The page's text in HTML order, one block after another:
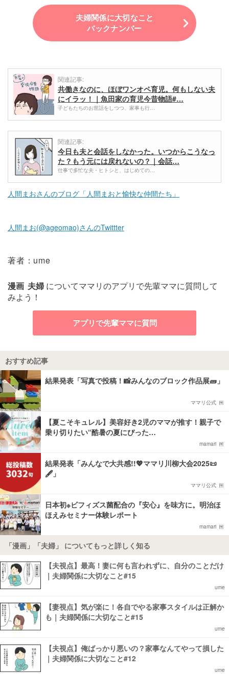
夫婦関係に大切なこと
バックナンバー
関連記事:
共働きなのに、ほぼワンオペ育児。何もしない夫
にイラッ！｜魚田家の育児今昔物語#…
子どもたちのお世話をしつつ、家事も行…
関連記事:
今日も夫と会話をしなかった。いつからこうなっ
た？もう元には戻れないの？｜会話…
仕事で多忙な夫・ヒトシと、はじめての…
人間まおさんのブログ「人間まおと愉快な仲間たち」
人間まお(@ageomao)さんのTwittter
著者：ume
漫画 夫婦 についてママリのアプリで先輩ママに質問して
みよう！
アプリで先輩ママに質問
おすすめ記事
結果発表「写真で投稿！📸みんなのブロック作品展🧱」
ママリ公式
【夏こそキュレル】美容好き2児のママが推す！親子で
乗り切りたい“酷暑の夏にぴった…
mamari
結果発表「みんなで大共感!!💖ママリ川柳大会2025📜
🖋️」
ママリ公式
日本初※ビフィズス菌配合の『安心』を味方に。明治ほ
ほえみセミナー体験レポート
mamari
「漫画」「夫婦」 についてもっと詳しく知る
【夫視点】最高！妻に何も言われずに、自分のことだけ
｜夫婦関係に大切なこと#15
ume
【妻視点】気が楽に！各自でやる家事スタイルは正解か
も｜夫婦関係に大切なこと#15
ume
【夫視点】俺ばっかり悪いの？家事なんてやって損した
｜夫婦関係に大切なこと#12
ume